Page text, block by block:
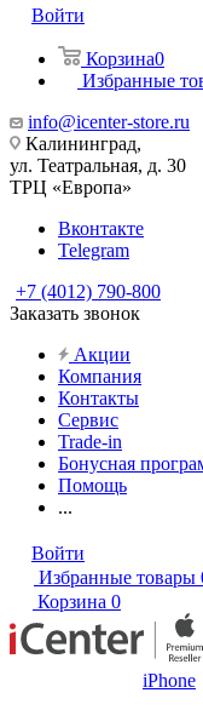
Войти
Корзина0
Избранные
info@icenter-store.ru
Калининград,
ул. Театральная, д. 30
ТРЦ «Европа»
Вконтакте
Telegram
+7 (4012) 790-800
Заказать звонок
Акции
Компания
Контакты
Сервис
Trade-in
Бонусная
Помощь
...
Войти
Избранные товары
Корзина 0
iPhone